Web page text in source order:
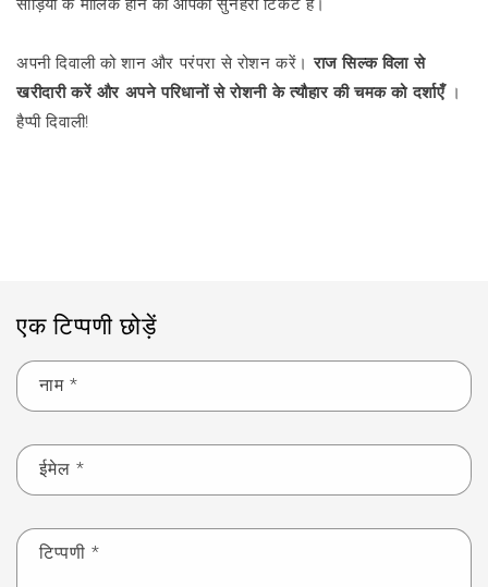
साड़ियों के मालिक होने का आपका सुनहरा टिकट है।
अपनी दिवाली को शान और परंपरा से रोशन करें।राज सिल्क विला से
खरीदारी करें और अपने परिधानों से रोशनी के त्यौहार की चमक को दर्शाएँ।
हैप्पी दिवाली!
एक टिप्पणी छोड़ें
नाम *
ईमेल *
टिप्पणी *